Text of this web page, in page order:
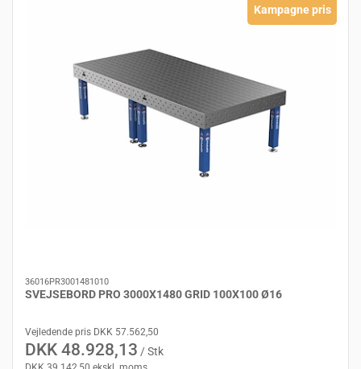
Kampagne pris
36016PR3001481010
SVEJSEBORD PRO 3000X1480 GRID 100X100 Ø16
Vejledende pris DKK 57.562,50
DKK 48.928,13 / Stk